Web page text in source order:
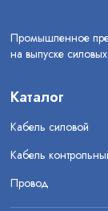
Промышленное
на выпуске
Каталог
Кабель силовой
Кабель
Провод